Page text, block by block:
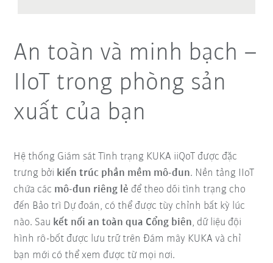
An toàn và minh bạch –
IIoT trong phòng sản
xuất của bạn
Hệ thống Giám sát Tình trạng KUKA iiQoT được đặc
trưng bởi kiến trúc phần mềm mô-đun. Nền tảng IIoT
chứa các mô-đun riêng lẻ để theo dõi tình trạng cho
đến Bảo trì Dự đoán, có thể được tùy chỉnh bất kỳ lúc
nào. Sau kết nối an toàn qua Cổng biên, dữ liệu đội
hình rô-bốt được lưu trữ trên Đám mây KUKA và chỉ
bạn mới có thể xem được từ mọi nơi.